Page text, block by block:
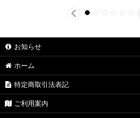
お知らせ
ホーム
特定商取引法表記
ご利用案内